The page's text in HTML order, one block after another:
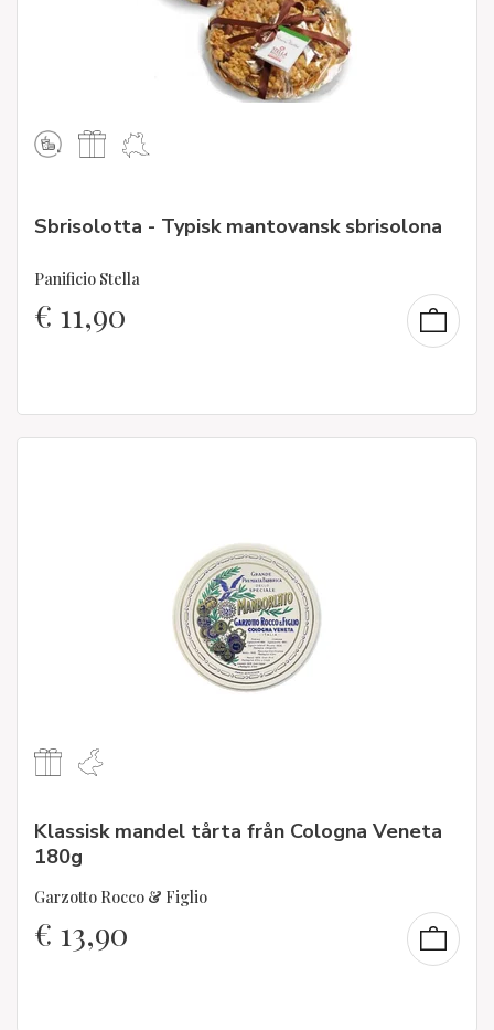
Sbrisolotta - Typisk mantovansk sbrisolona
Panificio Stella
€ 11,90
Klassisk mandel tårta från Cologna Veneta
180g
Garzotto Rocco & Figlio
€ 13,90